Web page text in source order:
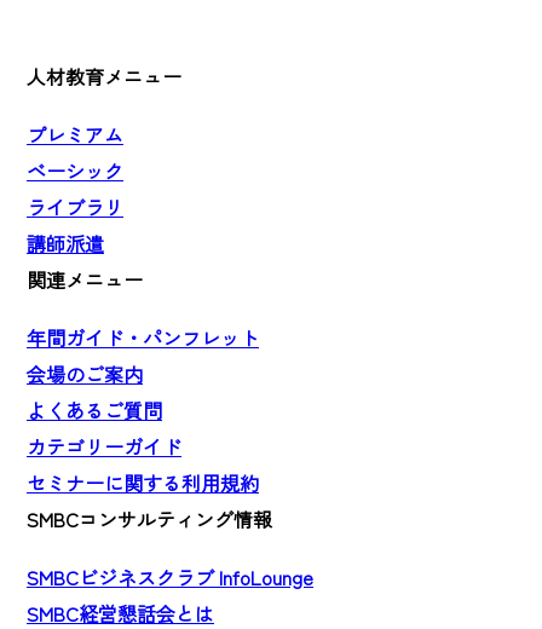
人材教育メニュー
プレミアム
ベーシック
ライブラリ
講師派遣
関連メニュー
年間ガイド・パンフレット
会場のご案内
よくあるご質問
カテゴリーガイド
セミナーに関する利用規約
SMBCコンサルティング情報
SMBCビジネスクラブ InfoLounge
SMBC経営懇話会とは